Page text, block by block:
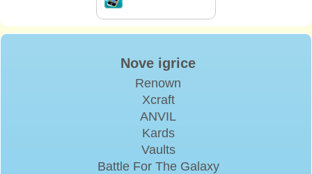
Nove igrice
Renown
Xcraft
ANVIL
Kards
Vaults
Battle For The Galaxy